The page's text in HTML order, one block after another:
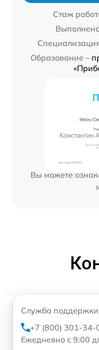
Стаж
Образование –
Вы можете
Служба поддержки
+7 (800) 301-34-
Ежедневно с 9:00